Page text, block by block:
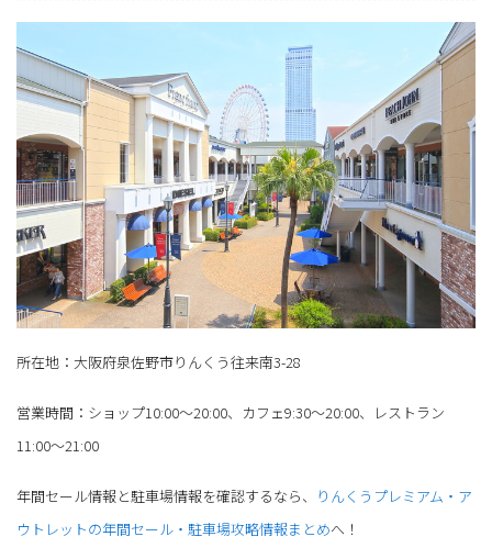
所在地：大阪府泉佐野市りんくう往来南3-28
営業時間：ショップ10:00～20:00、カフェ9:30～20:00、レストラン
11:00～21:00
年間セール情報と駐車場情報を確認するなら、
りんくうプレミアム・ア
ウトレットの年間セール・駐車場攻略情報まとめへ！